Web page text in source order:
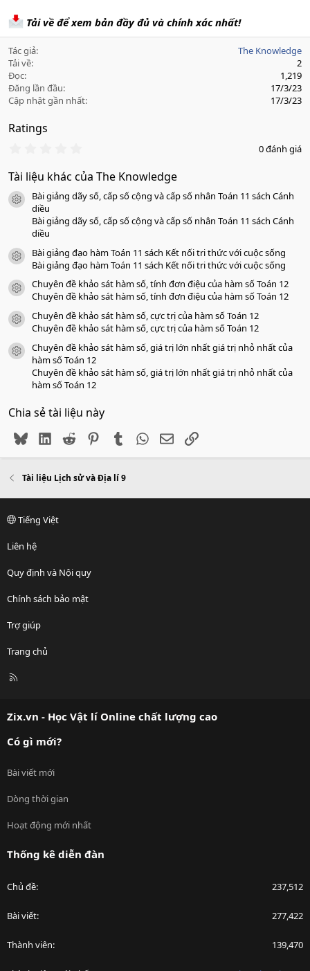
Tải về để xem bản đầy đủ và chính xác nhất!
Tác giả
The Knowledge
Tải về
2
Đọc
1,219
Đăng lần đầu
17/3/23
Cập nhật gần nhất
17/3/23
Ratings
0
0
a
0 đánh giá
Tài liệu khác của The Knowledge
icon tài liệu
Bài giảng dãy số, cấp số cộng và cấp số nhân Toán 11 sách Cánh
diều
Bài giảng dãy số, cấp số cộng và cấp số nhân Toán 11 sách Cánh
diều
icon tài liệu
Bài giảng đạo hàm Toán 11 sách Kết nối tri thức với cuộc sống
Bài giảng đạo hàm Toán 11 sách Kết nối tri thức với cuộc sống
icon tài liệu
Chuyên đề khảo sát hàm số, tính đơn điệu của hàm số Toán 12
Chuyên đề khảo sát hàm số, tính đơn điệu của hàm số Toán 12
icon tài liệu
Chuyên đề khảo sát hàm số, cực trị của hàm số Toán 12
Chuyên đề khảo sát hàm số, cực trị của hàm số Toán 12
icon tài liệu
Chuyên đề khảo sát hàm số, giá trị lớn nhất giá trị nhỏ nhất của
hàm số Toán 12
Chuyên đề khảo sát hàm số, giá trị lớn nhất giá trị nhỏ nhất của
hàm số Toán 12
Chia sẻ tài liệu này
BlueskyLinkedIn
Reddit PinterestTumblr WhatsApp
EmailLink
Tài liệu Lịch sử và Địa lí 9
Tiếng Việt
Liên hệ
Quy định và Nội quy
Chính sách bảo mật
Trợ giúp
Trang chủ
R
Zix.vn - Học Vật lí Online chất lượng cao
Có gì mới?
Bài viết mới
Dòng thời gian
Hoạt động mới nhất
Thống kê diễn đàn
Chủ đề 237,512
Bài viết 277,422
Thành viên 139,470